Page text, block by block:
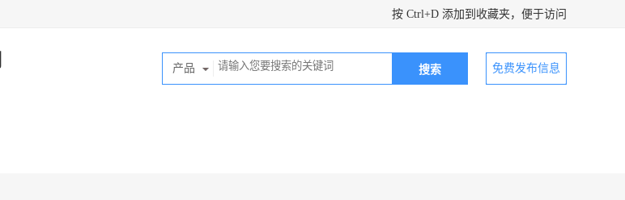
按 Ctrl+D 添加到收藏夹，便于访问
产品 免费发布信息